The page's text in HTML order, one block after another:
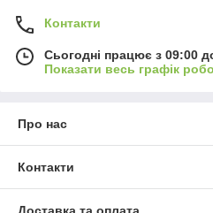
Контакти
Сьогодні працює з 09:00
Показати весь графік
Про нас
Контакти